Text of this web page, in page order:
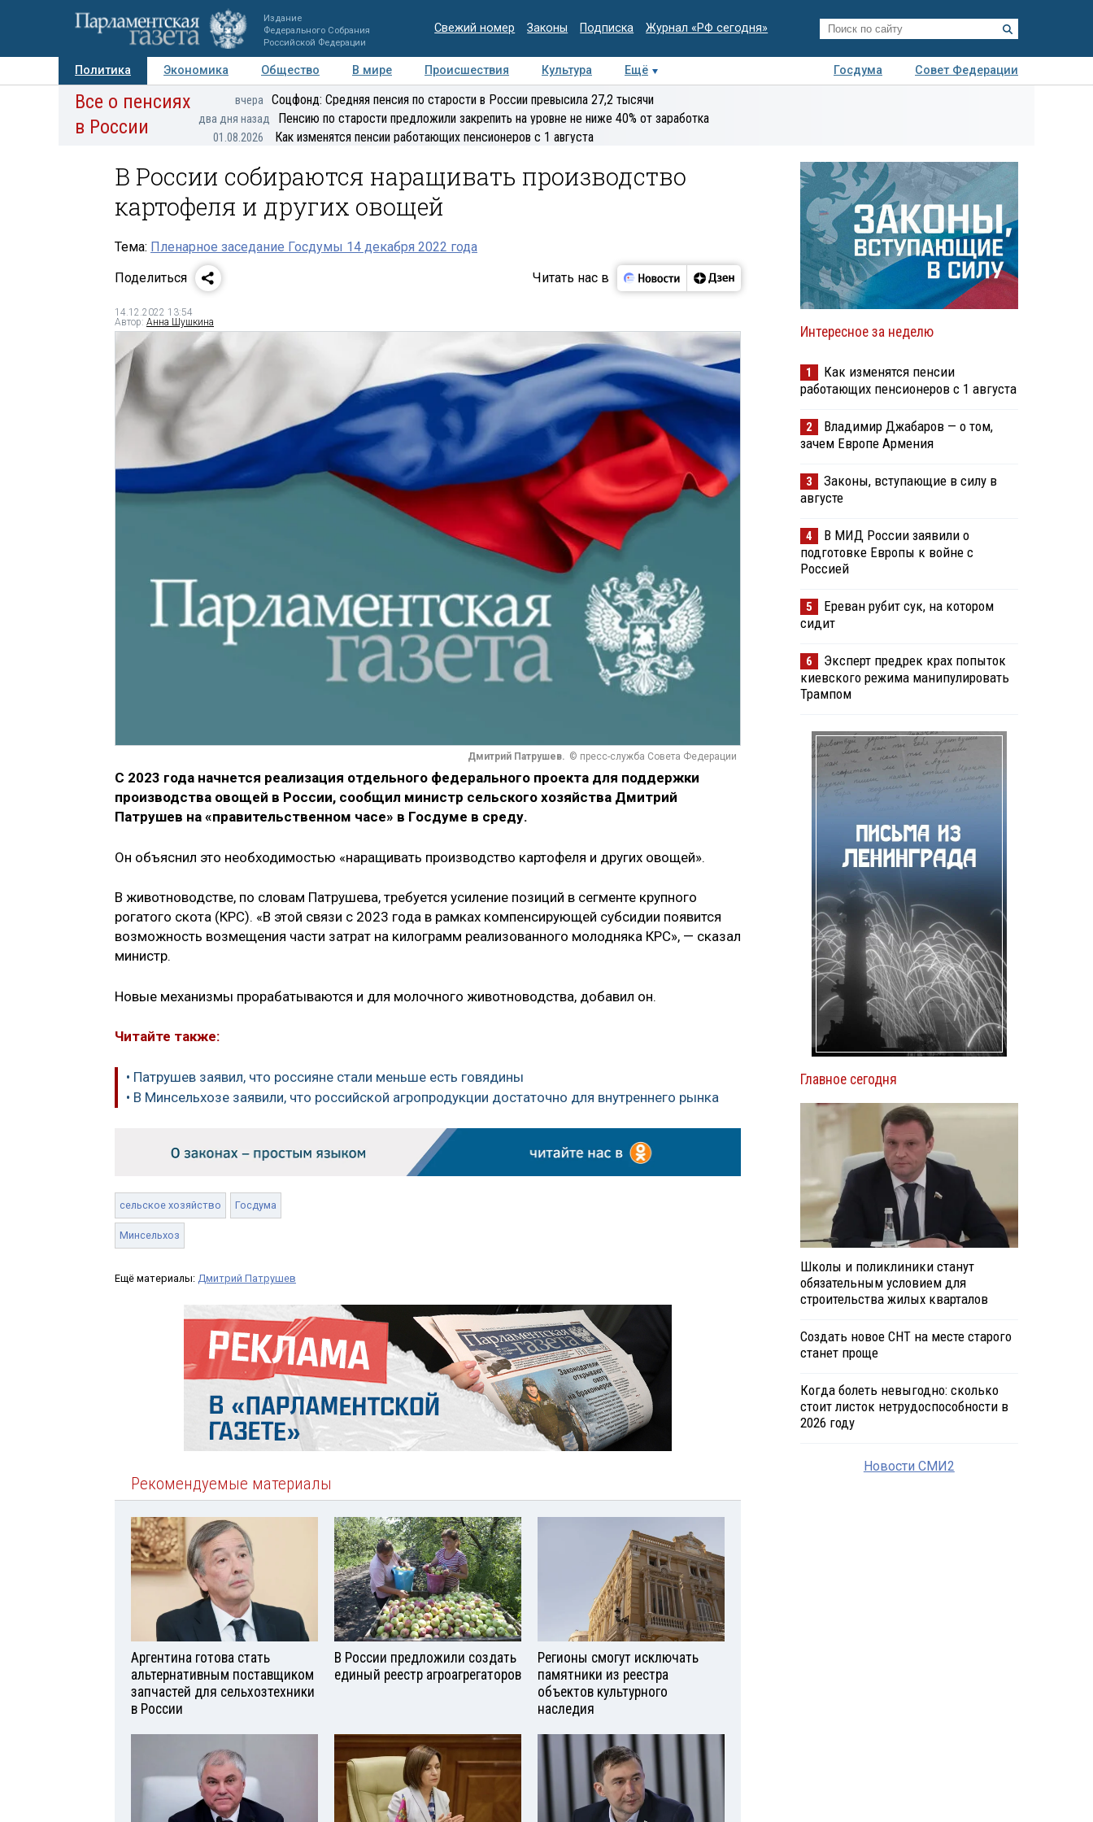
Издание
Федерального Собрания
Российской Федерации
Свежий номер Законы Подписка Журнал «РФ сегодня»
Политика Экономика Общество В мире Происшествия Культура Ещё Госдума
Совет Федерации
Авторы Персоны Мнения Регионы Медиацентр Интервью Колумнисты
экспертиза
Все о пенсиях
в России
вчера Соцфонд: Средняя пенсия по старости в России превысила 27,2 тысячи
два дня назад Пенсию по старости предложили закрепить на уровне не ниже 40% от заработка
01.08.2026 Как изменятся пенсии работающих пенсионеров с 1 августа
В России собираются наращивать производство
картофеля и других овощей
Тема: Пленарное заседание Госдумы 14 декабря 2022 года
Поделиться
Читать нас в
14.12.2022 13:54
Автор: Анна Шушкина
Дмитрий Патрушев. © пресс-служба Совета Федерации
С 2023 года начнется реализация отдельного федерального проекта для поддержки
производства овощей в России, сообщил министр сельского хозяйства Дмитрий
Патрушев на «правительственном часе» в Госдуме в среду.
Он объяснил это необходимостью «наращивать производство картофеля и других овощей».
В животноводстве, по словам Патрушева, требуется усиление позиций в сегменте крупного
рогатого скота (КРС). «В этой связи с 2023 года в рамках компенсирующей субсидии появится
возможность возмещения части затрат на килограмм реализованного молодняка КРС», — сказал
министр.
Новые механизмы прорабатываются и для молочного животноводства, добавил он.
Читайте также:
• Патрушев заявил, что россияне стали меньше есть говядины
• В Минсельхозе заявили, что российской агропродукции достаточно для внутреннего рынка
сельское хозяйство Госдума
Минсельхоз
Ещё материалы: Дмитрий Патрушев
Рекомендуемые материалы
Аргентина готова стать
альтернативным поставщиком
запчастей для сельхозтехники
в России
В России предложили создать
единый реестр агроагрегаторов
Регионы смогут исключать
памятники из реестра
объектов культурного
наследия
Интересное за неделю
1
Как изменятся пенсии
работающих пенсионеров с 1 августа
2
Владимир Джабаров — о том,
зачем Европе Армения
3
Законы, вступающие в силу в
августе
4
В МИД России заявили о
подготовке Европы к войне с
Россией
5
Ереван рубит сук, на котором
сидит
6
Эксперт предрек крах попыток
киевского режима манипулировать
Трампом
Главное сегодня
Школы и поликлиники станут
обязательным условием для
строительства жилых кварталов
Создать новое СНТ на месте старого
станет проще
Когда болеть невыгодно: сколько
стоит листок нетрудоспособности в
2026 году
Новости СМИ2